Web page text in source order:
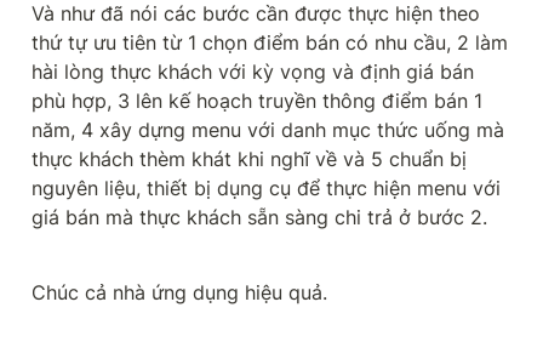
Và như đã nói các bước cần được thực hiện theo
thứ tự ưu tiên từ 1 chọn điểm bán có nhu cầu, 2 làm
hài lòng thực khách với kỳ vọng và định giá bán
phù hợp, 3 lên kế hoạch truyền thông điểm bán 1
năm, 4 xây dựng menu với danh mục thức uống mà
thực khách thèm khát khi nghĩ về và 5 chuẩn bị
nguyên liệu, thiết bị dụng cụ để thực hiện menu với
giá bán mà thực khách sẵn sàng chi trả ở bước 2.
Chúc cả nhà ứng dụng hiệu quả.